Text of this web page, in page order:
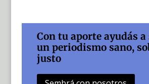
Con tu aporte ayudás
un periodismo sano,
justo